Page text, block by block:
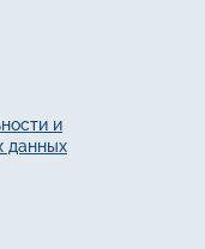
и
данных